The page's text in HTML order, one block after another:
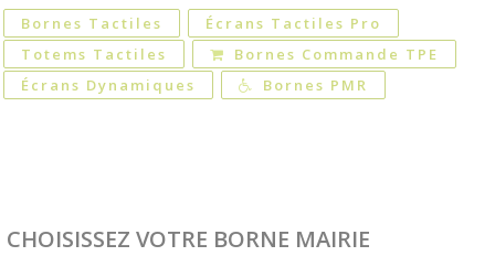
Bornes Tactiles
Écrans Tactiles Pro
Totems Tactiles
Bornes Commande TPE
Écrans Dynamiques
Bornes PMR
CHOISISSEZ VOTRE BORNE MAIRIE